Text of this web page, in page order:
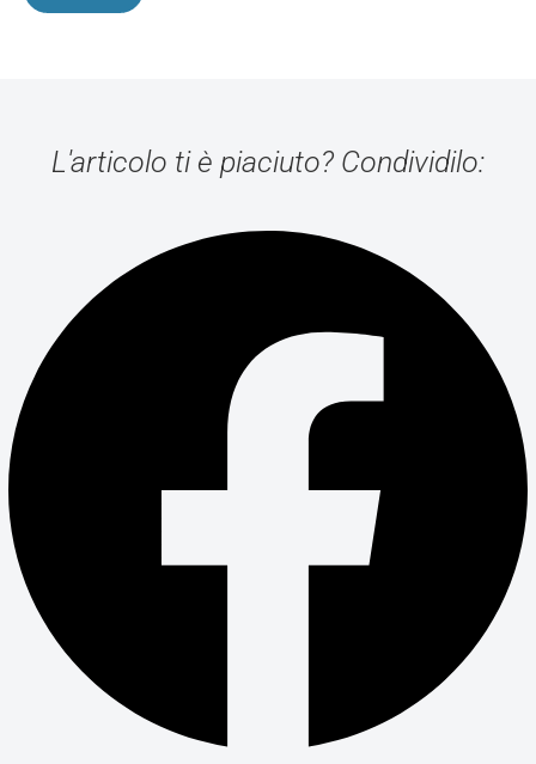
L'articolo ti è piaciuto? Condividilo: